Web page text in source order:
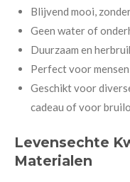
Blijvend mooi,
Geen water of
Duurzaam en
Perfect voor
Geschikt voor
cadeau of voor
Levensechte
Materialen